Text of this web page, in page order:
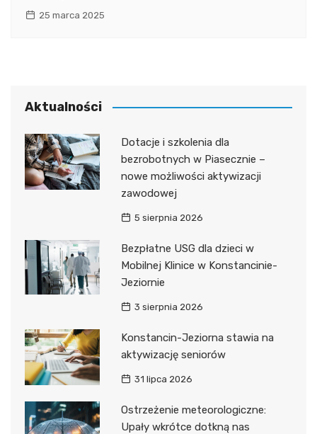
25 marca 2025
Aktualności
Dotacje i szkolenia dla
bezrobotnych w Piasecznie –
nowe możliwości aktywizacji
zawodowej
5 sierpnia 2026
Bezpłatne USG dla dzieci w
Mobilnej Klinice w Konstancinie-
Jeziornie
3 sierpnia 2026
Konstancin-Jeziorna stawia na
aktywizację seniorów
31 lipca 2026
Ostrzeżenie meteorologiczne:
Upały wkrótce dotkną nas